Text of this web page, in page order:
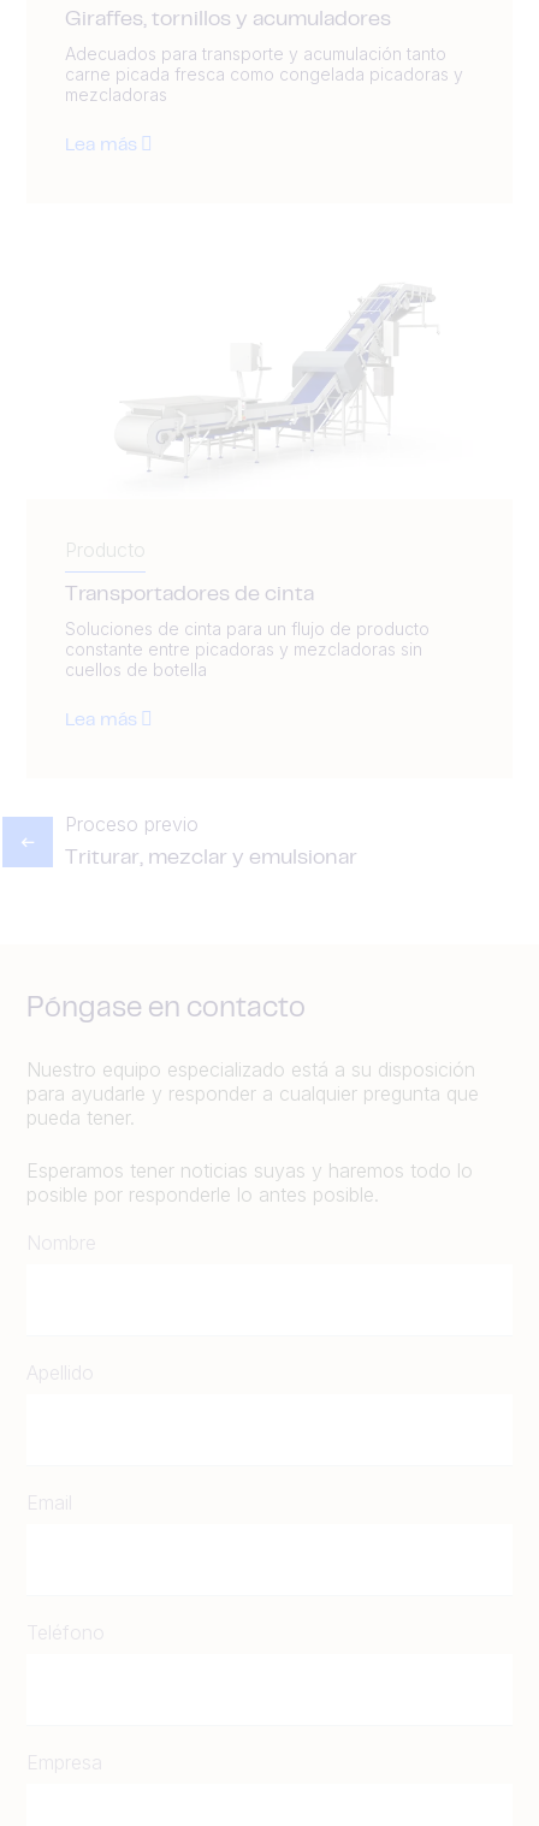
Giraffes, tornillos y acumuladores
Adecuados para transporte y acumulación tanto
carne picada fresca como congelada picadoras y
mezcladoras
Lea más
Producto
Transportadores de cinta
Soluciones de cinta para un flujo de producto
constante entre picadoras y mezcladoras sin
cuellos de botella
Lea más
Proceso previo
Triturar, mezclar y emulsionar
Póngase en contacto
Nuestro equipo especializado está a su disposición
para ayudarle y responder a cualquier pregunta que
pueda tener.
Esperamos tener noticias suyas y haremos todo lo
posible por responderle lo antes posible.
Nombre
Apellido
Email
Teléfono
Empresa